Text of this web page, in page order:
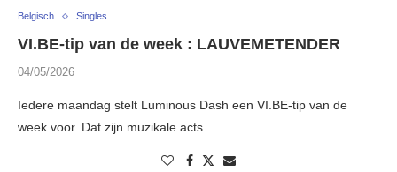
Belgisch Singles
VI.BE-tip van de week : LAUVEMETENDER
04/05/2026
Iedere maandag stelt Luminous Dash een VI.BE-tip van de
week voor. Dat zijn muzikale acts …